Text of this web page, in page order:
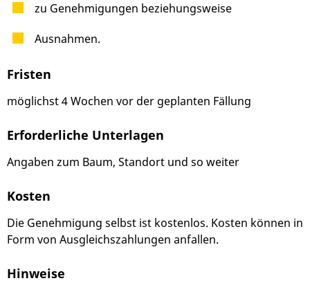
zu Genehmigungen beziehungsweise
Ausnahmen.
Fristen
möglichst 4 Wochen vor der geplanten Fällung
Erforderliche Unterlagen
Angaben zum Baum, Standort und so weiter
Kosten
Die Genehmigung selbst ist kostenlos. Kosten können in
Form von Ausgleichszahlungen anfallen.
Hinweise